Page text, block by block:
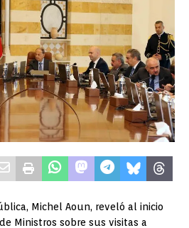
Michel Aoun, reveló al inicio
Ministros sobre sus visitas a